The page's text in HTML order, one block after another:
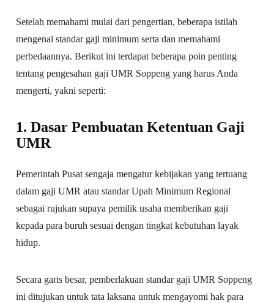
Setelah memahami mulai dari pengertian, beberapa istilah
mengenai standar gaji minimum serta dan memahami
perbedaannya. Berikut ini terdapat beberapa poin penting
tentang pengesahan gaji UMR Soppeng yang harus Anda
mengerti, yakni seperti:
1. Dasar Pembuatan Ketentuan Gaji
UMR
Pemerintah Pusat sengaja mengatur kebijakan yang tertuang
dalam gaji UMR atau standar Upah Minimum Regional
sebagai rujukan supaya pemilik usaha memberikan gaji
kepada para buruh sesuai dengan tingkat kebutuhan layak
hidup.
Secara garis besar, pemberlakuan standar gaji UMR Soppeng
ini ditujukan untuk tata laksana untuk mengayomi hak para